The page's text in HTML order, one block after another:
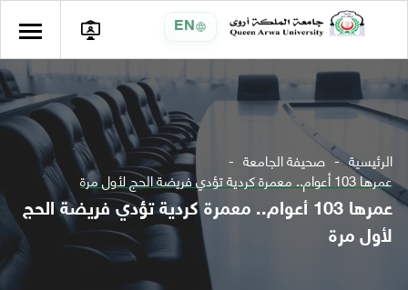
EN
الرئيسية صحيفة الجامعة
عمرها 103 أعوام.. معمرة كردية تؤدي فريضة الحج لأول مرة
عمرها 103 أعوام.. معمرة كردية تؤدي فريضة الحج
لأول مرة